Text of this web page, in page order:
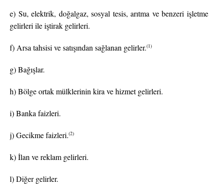
e) Su, elektrik, doğalgaz, sosyal tesis, arıtma ve benzeri işletme
gelirleri ile iştirak gelirleri.
f) Arsa tahsisi ve satışından sağlanan gelirler.(1)
g) Bağışlar.
h) Bölge ortak mülklerinin kira ve hizmet gelirleri.
i) Banka faizleri.
j) Gecikme faizleri.(2)
k) İlan ve reklam gelirleri.
l) Diğer gelirler.